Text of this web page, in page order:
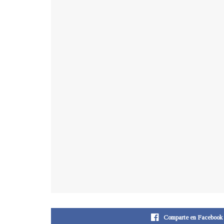
Comparte en Facebook